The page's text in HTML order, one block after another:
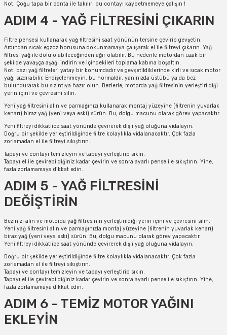
Not: Çoğu tapa bir conta ile takılır; bu contayı kaybetmemeye çalışın !
ADIM 4 - YAĞ FİLTRESİNİ ÇIKARIN
Filtre pensesi kullanarak yağ filtresini saat yönünün tersine çevirip gevşetin.
Ardından sıcak egzoz borusuna dokunmamaya çalışarak el ile filtreyi çıkarın. Yağ
filtresi yağ ile dolu olabileceğinden ağır olabilir. Bu nedenle motordan uzak bir
şekilde yavaşça aşağı indirin ve içindekileri toplama kabına boşaltın.
Not: bazı yağ filtreleri yatay bir konumdadır ve gevşetildiklerinde kirli ve sıcak motor
yağı sızdırabilir. Endişelenmeyin, bu normaldir, yanınızda üstübü ya da bez
bulundurarak bu sızıntıya hazır olun. Bezlerle, motorda yağ filtresinin yerleştirildiği
yerin içini ve çevresini silin.
Yeni yağ filtresini alın ve parmağınızı kullanarak montaj yüzeyine (filtrenin yuvarlak
kenarı) biraz yağ (yeni veya eski) sürün. Bu, dolgu macunu olarak görev yapacaktır.
Yeni filtreyi dikkatlice saat yönünde çevirerek dişli yağ oluğuna vidalayın.
Doğru bir şekilde yerleştirildiğinde filtre kolaylıkla vidalanacaktır. Çok fazla
zorlamadan el ile filtreyi sıkıştırın.
Tapayı ve contayı temizleyin ve tapayı yerleştirip sıkın.
Tapayı el ile çevirebildiğiniz kadar çevirin ve sonra ayarlı pense ile sıkıştırın. Yine,
fazla zorlamamaya dikkat edin.
ADIM 5 - YAĞ FİLTRESİNİ
DEĞİŞTİRİN
Bezinizi alın ve motorda yağ filtresinin yerleştirildiği yerin içini ve çevresini silin.
Yeni yağ filtresini alın ve parmağınızla montaj yüzeyine (filtrenin yuvarlak kenarı)
biraz yağ (yeni veya eski) sürün. Bu, dolgu macunu olarak görev yapacaktır.
Yeni filtreyi dikkatlice saat yönünde çevirerek dişli yağ oluğuna vidalayın.
Doğru bir şekilde yerleştirildiğinde filtre kolaylıkla vidalanacaktır. Çok fazla
zorlamadan el ile filtreyi sıkıştırın.
Tapayı ve contayı temizleyin ve tapayı yerleştirip sıkın.
Tapayı el ile çevirebildiğiniz kadar çevirin ve sonra ayarlı pense ile sıkıştırın. Yine,
fazla zorlamamaya dikkat edin.
ADIM 6 - TEMİZ MOTOR YAĞINI
EKLEYİN